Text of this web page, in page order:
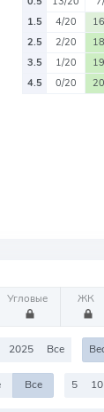
1.5
4/20
2.5
2/20
3.5
1/20
4.5
0/20
Угловые ЖК
2025 Все
Все 5 10